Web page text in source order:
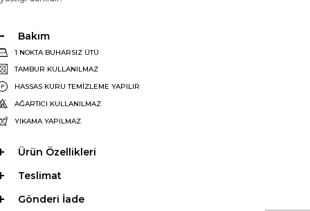
Bakım
1 NOKTA BUHARSIZ ÜTÜ
TAMBUR KULLANILMAZ
HASSAS KURU TEMİZLEME YAPILIR
AĞARTICI KULLANILMAZ
YIKAMA YAPILMAZ
Ürün Özellikleri
Teslimat
Gönderi İade